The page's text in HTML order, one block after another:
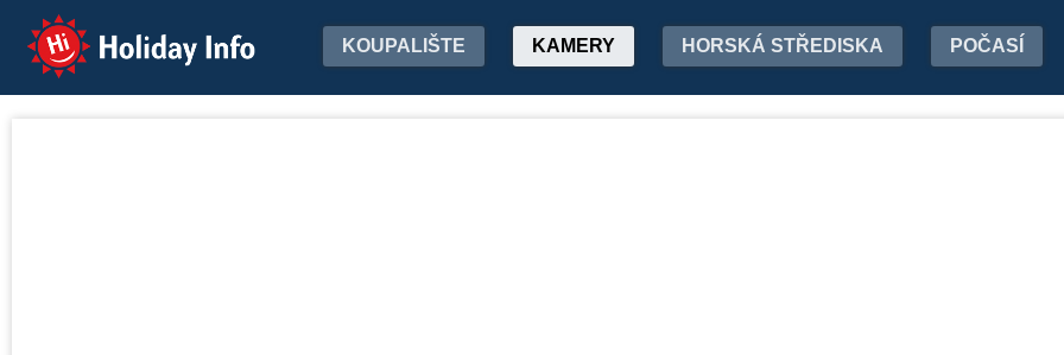
Holiday Info KOUPALIŠTE KAMERY HORSKÁ STŘEDISKA POČASÍ